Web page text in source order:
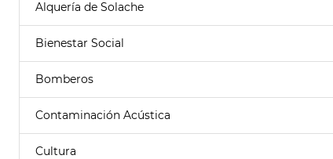
Alquería de Solache
Bienestar Social
Bomberos
Contaminación Acústica
Cultura